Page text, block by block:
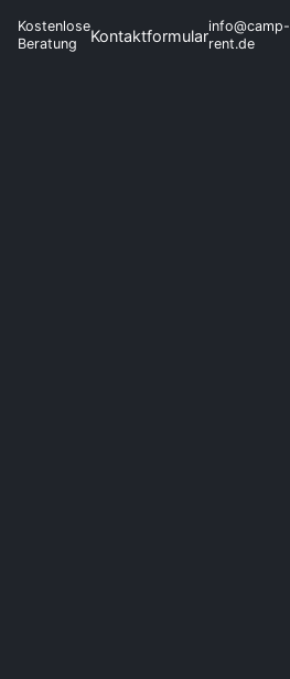
Kostenlose
Beratung
Kontaktformularinfo@camp-
rent.de